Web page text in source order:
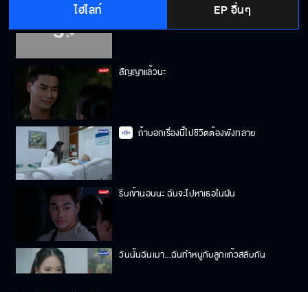
ไฮไลท์ EP อื่นๆ
สัญญาแล้วนะ
ถ้าบอกเรื่องนี้ไปชิวิตต้องพังทลาย
รีบเข้านอนนะ ฉันจะไปหาเธอในฝัน
วันนั้นฉันเมา...ฉันทำหนูกับลูกแก้วสลับกัน